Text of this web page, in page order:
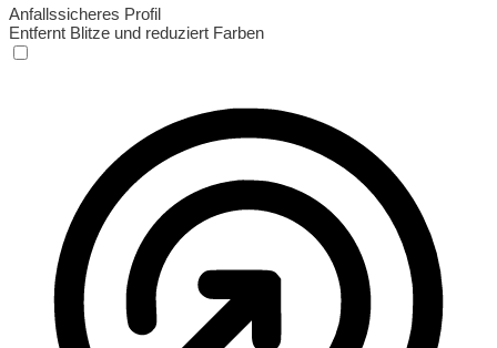
Anfallssicheres Profil
Entfernt Blitze und reduziert Farben